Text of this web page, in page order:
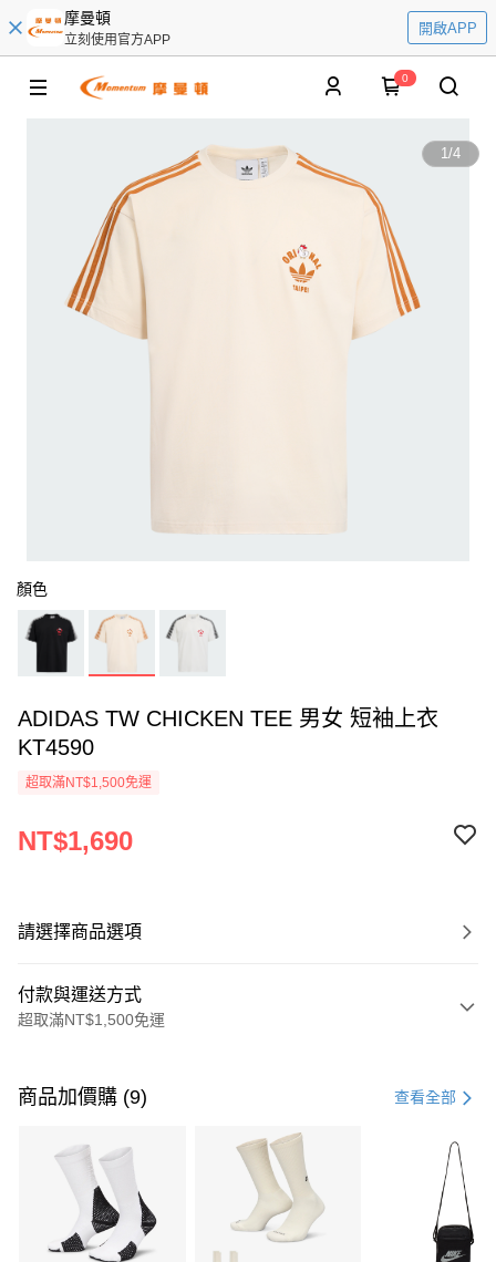
摩曼頓
立刻使用官方APP
開啟APP
0
1/4
顏色
ADIDAS TW CHICKEN TEE 男女 短袖上衣
KT4590
超取滿NT$1,500免運
NT$1,690
請選擇商品選項
付款與運送方式
超取滿NT$1,500免運
信用卡一次付款
3 期 0 利率 每期 21家銀行
合作金庫商業銀行
第一商業銀行
華南商業銀行
彰化商業銀行
上海商業儲蓄銀行
Apple Pay
商品加價購 (9) 查看全部